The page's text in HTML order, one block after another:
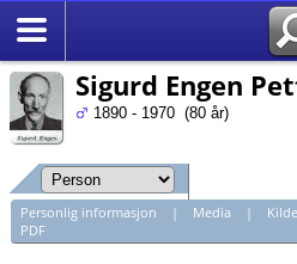
Sigurd Engen
1890 - 1970 (80 år)
Personlig informasjon | Media |
PDF